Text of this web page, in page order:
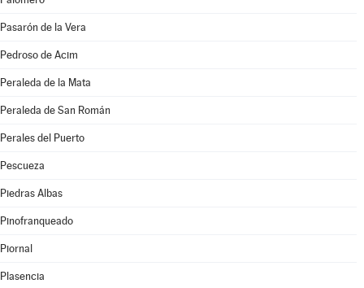
Pasarón de la Vera
Pedroso de Acim
Peraleda de la Mata
Peraleda de San Román
Perales del Puerto
Pescueza
Piedras Albas
Pinofranqueado
Piornal
Plasencia